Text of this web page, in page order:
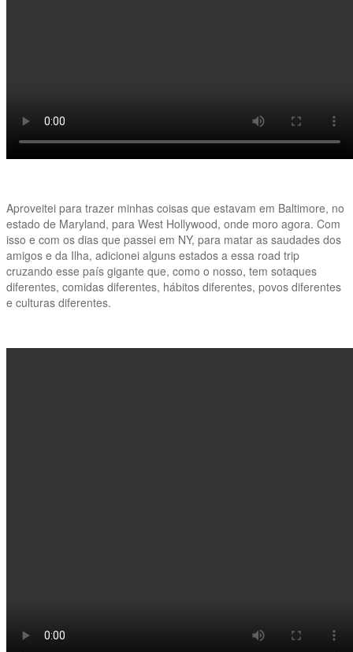
Aproveitei para trazer minhas coisas que estavam em Baltimore, no
estado de Maryland, para West Hollywood, onde moro agora. Com
isso e com os dias que passei em NY, para matar as saudades dos
amigos e da Ilha, adicionei alguns estados a essa road trip
cruzando esse país gigante que, como o nosso, tem sotaques
diferentes, comidas diferentes, hábitos diferentes, povos diferentes
e culturas diferentes.